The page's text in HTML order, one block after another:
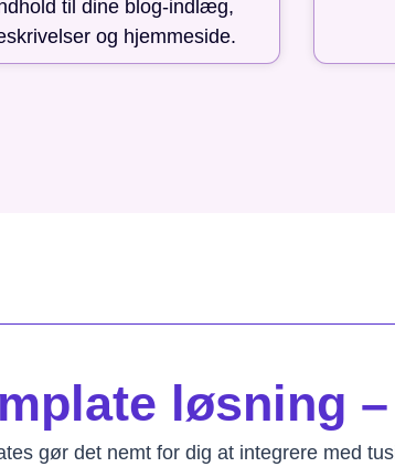
til dine blog-indlæg,
og hjemmeside.
løsning
gør det nemt for dig at integrere med